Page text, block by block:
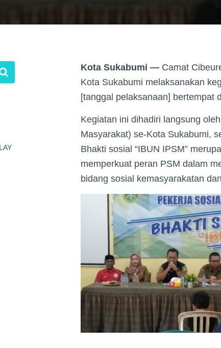
Kota Sukabumi — Camat
Kota Sukabumi melaksanakan
[tanggal pelaksanaan] bertempat
Kegiatan ini dihadiri langsung
Masyarakat) se-Kota Sukabumi,
Bhakti sosial “IBUN IPSM”
memperkuat peran PSM dalam
bidang sosial kemasyarakatan